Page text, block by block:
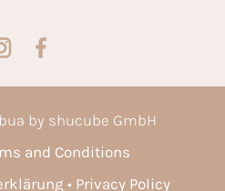
by shucube GmbH
and Conditions
Privacy Policy